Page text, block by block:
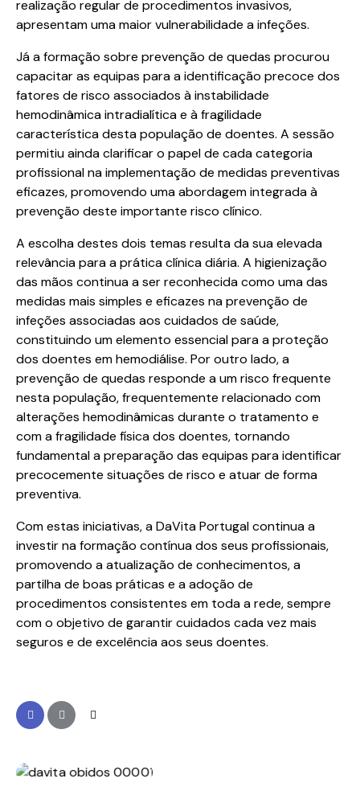
realização regular de procedimentos invasivos,
apresentam uma maior vulnerabilidade a infeções.
Já a formação sobre prevenção de quedas procurou
capacitar as equipas para a identificação precoce dos
fatores de risco associados à instabilidade
hemodinâmica intradialítica e à fragilidade
característica desta população de doentes. A sessão
permitiu ainda clarificar o papel de cada categoria
profissional na implementação de medidas preventivas
eficazes, promovendo uma abordagem integrada à
prevenção deste importante risco clínico.
A escolha destes dois temas resulta da sua elevada
relevância para a prática clínica diária. A higienização
das mãos continua a ser reconhecida como uma das
medidas mais simples e eficazes na prevenção de
infeções associadas aos cuidados de saúde,
constituindo um elemento essencial para a proteção
dos doentes em hemodiálise. Por outro lado, a
prevenção de quedas responde a um risco frequente
nesta população, frequentemente relacionado com
alterações hemodinâmicas durante o tratamento e
com a fragilidade física dos doentes, tornando
fundamental a preparação das equipas para identificar
precocemente situações de risco e atuar de forma
preventiva.
Com estas iniciativas, a DaVita Portugal continua a
investir na formação contínua dos seus profissionais,
promovendo a atualização de conhecimentos, a
partilha de boas práticas e a adoção de
procedimentos consistentes em toda a rede, sempre
com o objetivo de garantir cuidados cada vez mais
seguros e de excelência aos seus doentes.